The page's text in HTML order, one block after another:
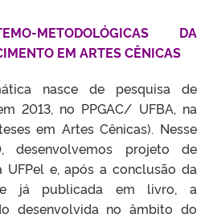
METODOLÓGICAS DA
EM ARTES CÊNICAS
nasce de pesquisa de
2013, no PPGAC/ UFBA, na
em Artes Cênicas). Nesse
desenvolvemos projeto de
UFPel e, após a conclusão da
já publicada em livro, a
desenvolvida no âmbito do